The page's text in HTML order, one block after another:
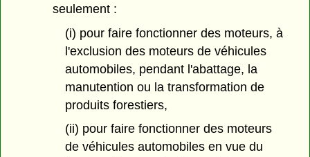
seulement :
(i) pour faire fonctionner des moteurs, à
l'exclusion des moteurs de véhicules
automobiles, pendant l'abattage, la
manutention ou la transformation de
produits forestiers,
(ii) pour faire fonctionner des moteurs
de véhicules automobiles en vue du